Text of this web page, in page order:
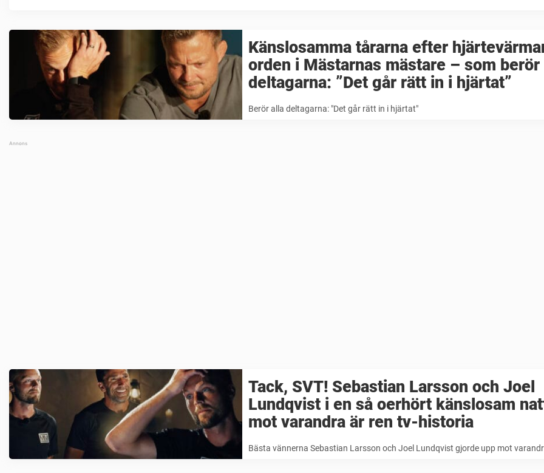
Känslosamma tårarna efter
orden i Mästarnas mästare – som berör
deltagarna: ”Det går rätt in i hjärtat”
Berör alla deltagarna: "Det går rätt in i hjärtat"
Tack, SVT! Sebastian Larsson och Joel
Lundqvist i en så oerhört känslosam
mot varandra är ren tv-historia
Bästa vännerna Sebastian Larsson och Joel Lundqvist gjorde upp mot